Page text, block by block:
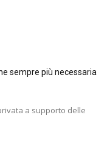
sempre più necessaria
a supporto delle